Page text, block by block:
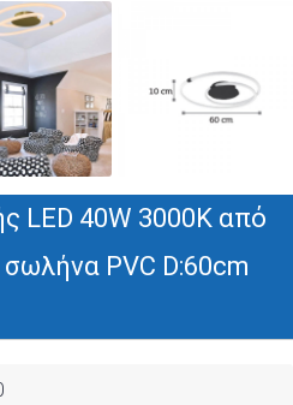
LED 40W 3000K από
PVC D:60cm